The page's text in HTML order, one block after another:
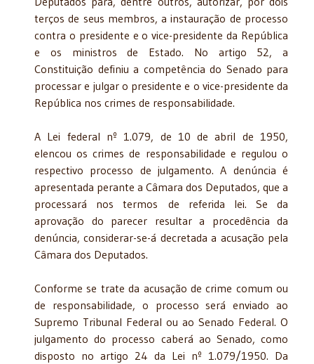
terços de seus membros, a instauração de processo
contra o presidente e o vice-presidente da República
e os ministros de Estado. No artigo 52, a
Constituição definiu a competência do Senado para
processar e julgar o presidente e o vice-presidente da
República nos crimes de responsabilidade.
A Lei federal nº 1.079, de 10 de abril de 1950,
elencou os crimes de responsabilidade e regulou o
respectivo processo de julgamento. A denúncia é
apresentada perante a Câmara dos Deputados, que a
processará nos termos de referida lei. Se da
aprovação do parecer resultar a procedência da
denúncia, considerar-se-á decretada a acusação pela
Câmara dos Deputados.
Conforme se trate da acusação de crime comum ou
de responsabilidade, o processo será enviado ao
Supremo Tribunal Federal ou ao Senado Federal. O
julgamento do processo caberá ao Senado, como
disposto no artigo 24 da Lei nº 1.079/1950. Da